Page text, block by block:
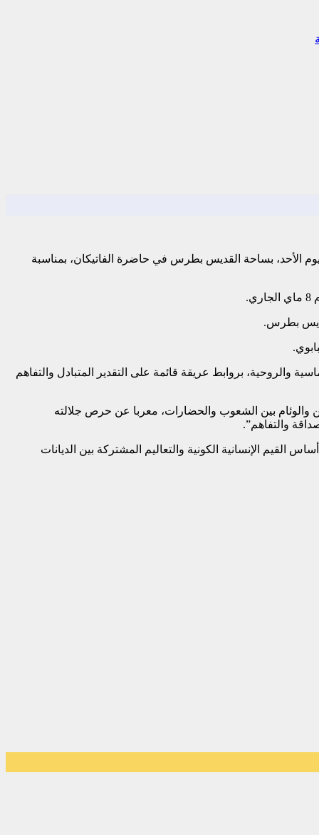
الأحد، بساحة القديس بطرس في حاضرة الفاتيكان، بمناسبة
بطرس.
والروحية، بروابط عريقة قائمة على التقدير المتبادل والتفاهم
والوئام بين الشعوب والحضارات، معربا عن حرص جلالته
والتفاهم”.
الإنسانية الكونية والتعاليم المشتركة بين الديانات